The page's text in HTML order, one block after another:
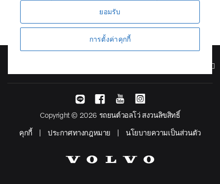
Copyright © 2026 รถยนต์วอลโว่ สงวนลิขสิทธิ์
คุกกี้
ประกาศทางกฎหมาย นโยบายความเป็นส่วนตัว
ยอมรับ
การตั้งค่าคุกกี้